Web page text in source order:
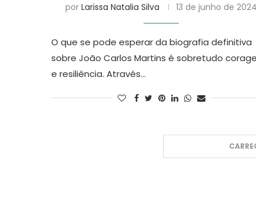
porLarissa Natalia Silva 13 de junho de 2024
O que se pode esperar da biografia definitiva
sobre João Carlos Martins é sobretudo
e resiliência. Através…